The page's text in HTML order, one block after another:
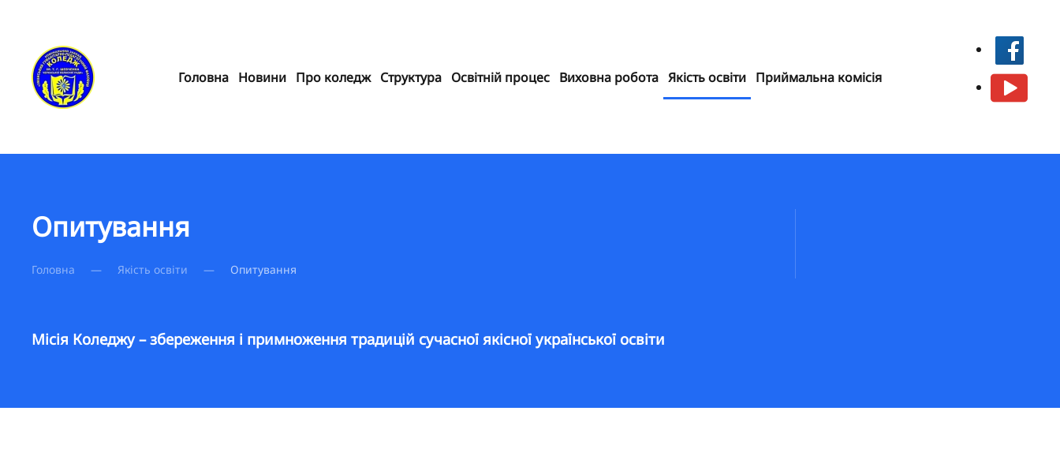
Skip to main content
Головна Новини Про коледж Структура Освітній процес Виховна робота Якість освіти Приймальна комісія
Опитування
Головна Якість освіти Опитування
Місія Коледжу – збереження і примноження традицій сучасної якісної української освіти